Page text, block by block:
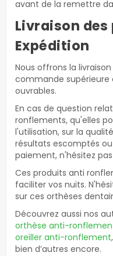
avant de la remettre
Livraison
Expédition
Nous offrons la
commande supérieure
ouvrables.
En cas de question
ronflements, qu'elles
l'utilisation, sur la
résultats escomptés
paiement, n'hésitez
Ces produits anti
faciliter vos nuits.
sur ces orthèses
Découvrez aussi nos
orthèse anti-ronflement
oreiller anti-ronflement,
bien d’autres encore.